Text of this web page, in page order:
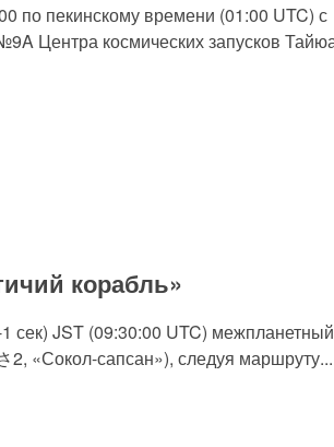
по пекинскому времени (01:00 UTC) с
Центра космических запусков
корабль»
сек) JST (09:30:00 UTC)
2, «Сокол-сапсан»), следуя маршруту...